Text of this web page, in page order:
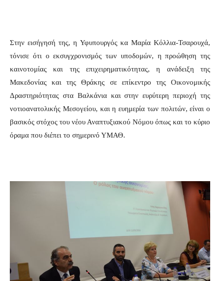
Στην εισήγησή της, η Υφυπουργός κα Μαρία Κόλλια-Τσαρουχά,
τόνισε ότι ο εκσυγχρονισμός των υποδομών, η προώθηση της
καινοτομίας και της επιχειρηματικότητας, η ανάδειξη της
Μακεδονίας και της Θράκης σε επίκεντρο της Οικονομικής
Δραστηριότητας στα Βαλκάνια και στην ευρύτερη περιοχή της
νοτιοανατολικής Μεσογείου, και η ευημερία των πολιτών, είναι ο
βασικός στόχος του νέου Αναπτυξιακού Νόμου όπως και το κύριο
όραμα που διέπει το σημερινό ΥΜΑΘ.